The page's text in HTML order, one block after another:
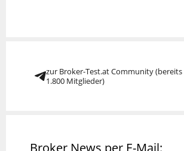
zur Broker-Test.at Community (bereits
1.800 Mitglieder)
Broker News per E-Mail: